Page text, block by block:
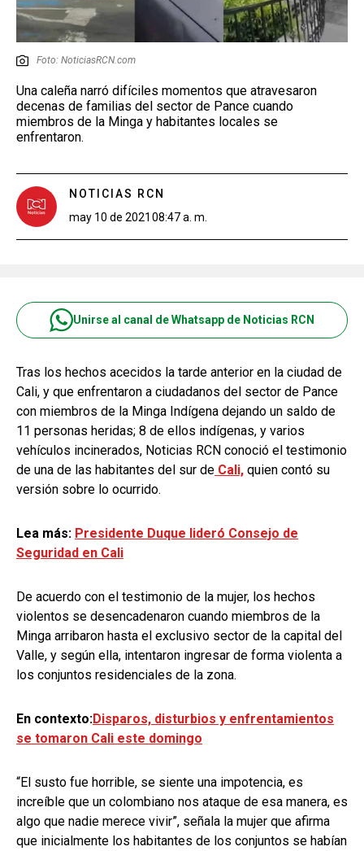
Foto: NoticiasRCN.com
Una caleña narró difíciles momentos que atravesaron
decenas de familias del sector de Pance cuando
miembros de la Minga y habitantes locales se
enfrentaron.
NOTICIAS RCN
may 10 de 2021 08:47 a. m.
Unirse al canal de Whatsapp de Noticias RCN
Tras los hechos acecidos la tarde anterior en la ciudad de
Cali, y que enfrentaron a ciudadanos del sector de Pance
con miembros de la Minga Indígena dejando un saldo de
11 personas heridas; 8 de ellos indígenas, y varios
vehículos incinerados, Noticias RCN conoció el testimonio
de una de las habitantes del sur de Cali, quien contó su
versión sobre lo ocurrido.
Lea más: Presidente Duque lideró Consejo de
Seguridad en Cali
De acuerdo con el testimonio de la mujer, los hechos
violentos se desencadenaron cuando miembros de la
Minga arribaron hasta el exclusivo sector de la capital del
Valle, y según ella, intentaron ingresar de forma violenta a
los conjuntos residenciales de la zona.
En contexto:Disparos, disturbios y enfrentamientos
se tomaron Cali este domingo
“El susto fue horrible, se siente una impotencia, es
increíble que un colombiano nos ataque de esa manera, es
algo que nadie merece vivir”, señala la mujer que afirma
que inicialmente los habitantes de los conjuntos se habían